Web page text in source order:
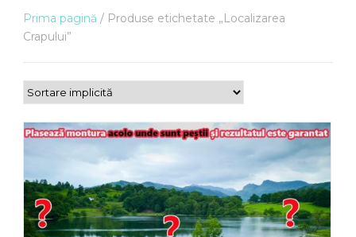
Prima pagină / Produse etichetate „Localizarea
Crapului”